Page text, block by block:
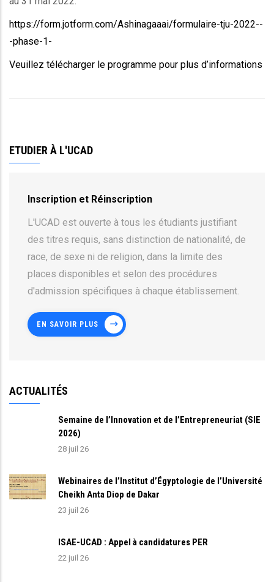
https://form.jotform.com/Ashinagaaai/formulaire-tju-2022--
-phase-1-
Veuillez télécharger le programme pour plus d’informations
ETUDIER À L'UCAD
Inscription et Réinscription
L'UCAD est ouverte à tous les étudiants justifiant
des titres requis, sans distinction de nationalité, de
race, de sexe ni de religion, dans la limite des
places disponibles et selon des procédures
d'admission spécifiques à chaque établissement.
EN SAVOIR PLUS
ACTUALITÉS
Semaine de l’Innovation et de l’Entrepreneuriat (SIE
2026)
28 juil 26
Webinaires de l’Institut d’Égyptologie de l’Université
Cheikh Anta Diop de Dakar
23 juil 26
ISAE-UCAD : Appel à candidatures PER
22 juil 26